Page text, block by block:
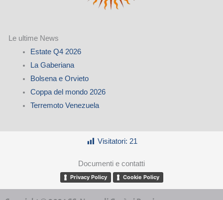
Le ultime News
Estate Q4 2026
La Gaberiana
Bolsena e Orvieto
Coppa del mondo 2026
Terremoto Venezuela
Visitatori: 21
Documenti e contatti
Privacy Policy Cookie Policy